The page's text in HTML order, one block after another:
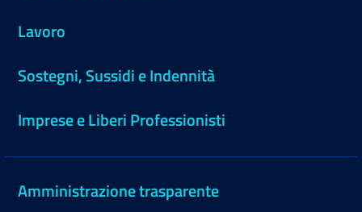
Lavoro
Sostegni, Sussidi e Indennità
Imprese e Liberi Professionisti
Amministrazione trasparente